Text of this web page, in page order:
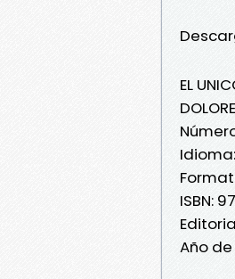
EL
Idioma:
ISBN:
Año